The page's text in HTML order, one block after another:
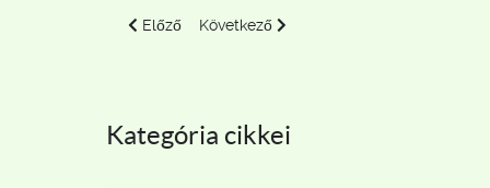
Előző cikk: 2019.08.31-09.01: Börzsöny - bivakos túra
Előző Következő cikk: 2019.10.20. Vértes -
Következő
Kategória cikkei